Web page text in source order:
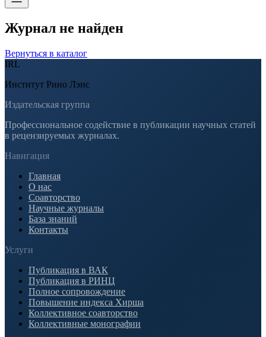
Журнал не найден
Вернуться в каталог
IRL
Институт Рино Лэнс
Издательская группа
Профессиональное содействие в публикации научных статей
в рецензируемых журналах.
Навигация
Главная
О нас
Соавторство
Научные журналы
База знаний
Контакты
Услуги
Публикация в ВАК
Публикация в РИНЦ
Полное сопровождение
Повышение индекса Хирша
Коллективное соавторство
Коллективные монографии